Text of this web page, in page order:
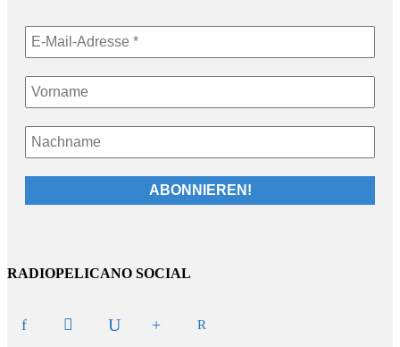
RADIOPELICANO SOCIAL